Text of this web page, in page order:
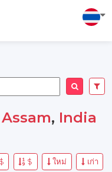
Assam, India
เก่า
ใหม่
$
$